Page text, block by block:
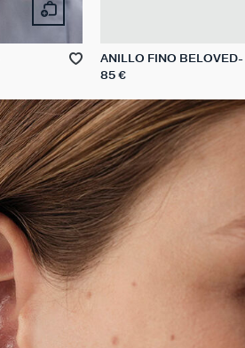
ANILLO FINO BELOVED
85 €